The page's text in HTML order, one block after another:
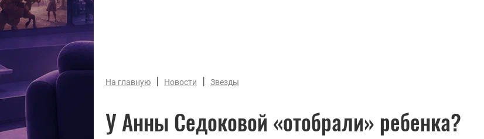
На главную | Новости | Звезды
У Анны Седоковой «отобрали» ребенка?